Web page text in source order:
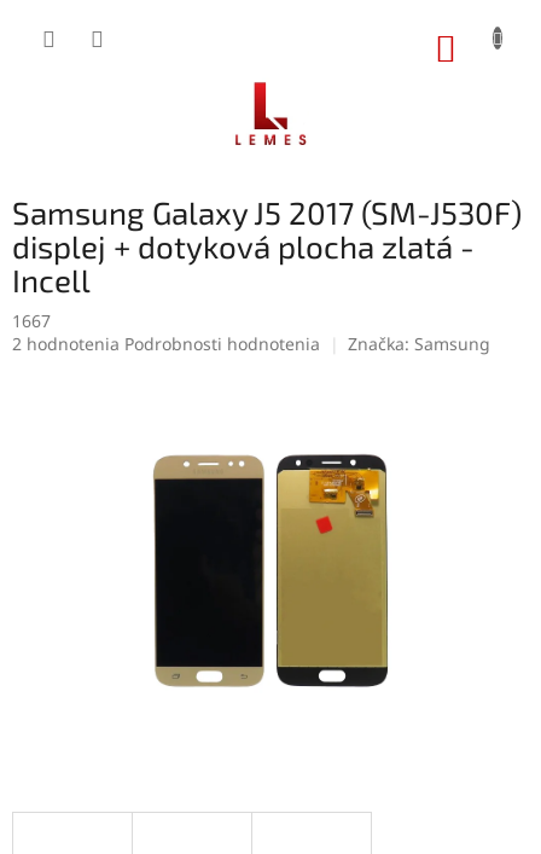
Samsung Galaxy J5 2017 (SM-J530F)
displej + dotyková plocha zlatá -
Incell
1667
Priemerné
2 hodnotenia Podrobnosti hodnotenia Značka: Samsung